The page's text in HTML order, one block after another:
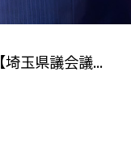
【埼玉県議会議...